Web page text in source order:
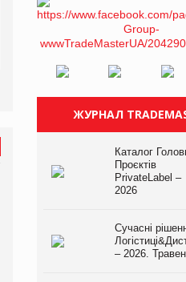
асортимент, якого покупці
не очікують побачити на
ЖУРНАЛ
Каталог
Проєктів
PrivateLabel –
2026
Сучасні
– 2026.